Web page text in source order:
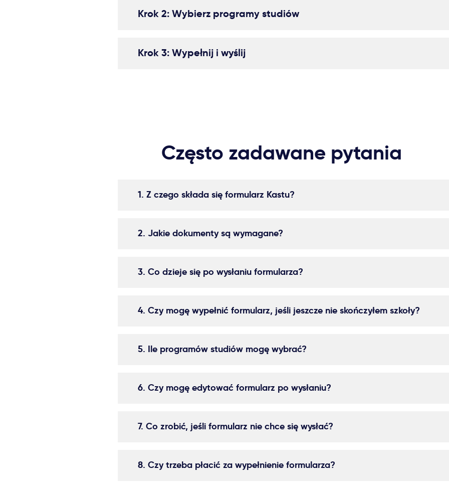
Krok 2: Wybierz programy studiów
Krok 3: Wypełnij i wyślij
Często zadawane pytania
1. Z czego składa się formularz Kastu?
2. Jakie dokumenty są wymagane?
3. Co dzieje się po wysłaniu formularza?
4. Czy mogę wypełnić formularz, jeśli jeszcze nie skończyłem szkoły?
5. Ile programów studiów mogę wybrać?
6. Czy mogę edytować formularz po wysłaniu?
7. Co zrobić, jeśli formularz nie chce się wysłać?
8. Czy trzeba płacić za wypełnienie formularza?